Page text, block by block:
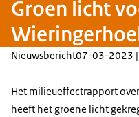
Groen licht
Nieuwsbericht07-03-2023 |
Het milieueffectrapport
heeft het groene licht